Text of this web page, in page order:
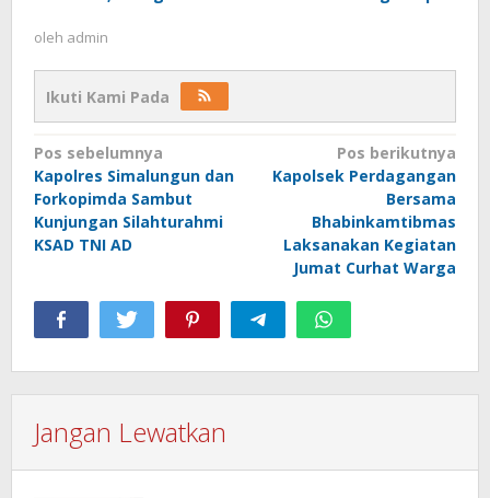
oleh admin
Ikuti Kami Pada
Navigasi
pos
Pos sebelumnya
Kapolres Simalungun dan
Forkopimda Sambut
Kunjungan Silahturahmi
KSAD TNI AD
Pos berikutnya
Kapolsek Perdagangan
Bersama
Bhabinkamtibmas
Laksanakan Kegiatan
Jumat Curhat Warga
Jangan Lewatkan